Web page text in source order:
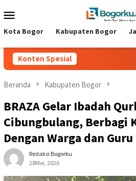
ke
Mobile
Kota Bogor Kabupaten Bogor
Konten Spesial
Beranda Kabupaten Bogor
BRAZA Gelar Ibadah
Cibungbulang, Berbagi
Dengan Warga dan Guru
Redaksi Bogorku
28Mei, 2026